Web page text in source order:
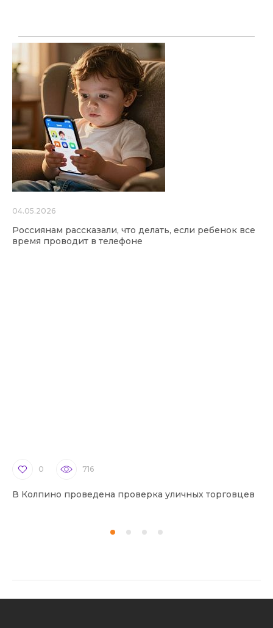
04.05.2026
Россиянам рассказали, что делать, если ребенок все
время проводит в телефоне
0 716
В Колпино проведена проверка уличных торговцев